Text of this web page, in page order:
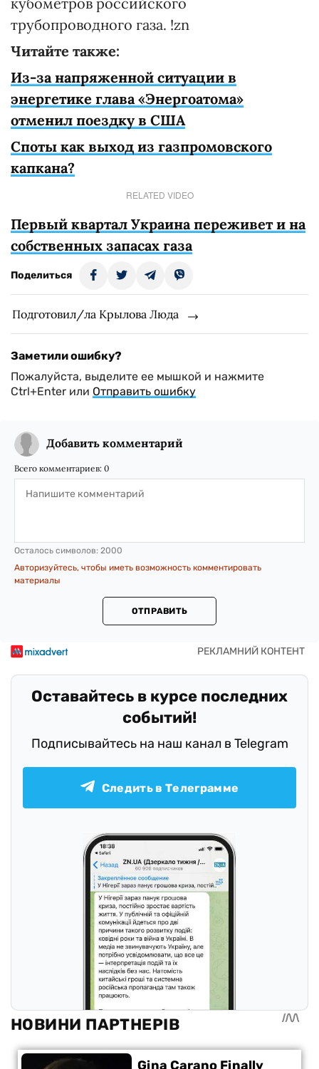
трубопроводного газа. !zn
Читайте также:
Из-за напряженной ситуации в
энергетике глава «Энергоатома»
отменил поездку в США
Споты как выход из газпромовского
капкана?
RELATED VIDEO
Первый квартал Украина переживет и на
собственных запасах газа
Поделиться
Подготовил/ла Крылова Люда
Заметили ошибку?
Пожалуйста, выделите ее мышкой и нажмите
Ctrl+Enter или Отправить ошибку
Добавить комментарий
Всего комментариев: 0
Осталось символов: 2000
Авторизуйтесь, чтобы иметь возможность комментировать
материалы
ОТПРАВИТЬ
Оставайтесь в курсе последних
событий!
Подписывайтесь на наш канал в Telegram
Следить в Телеграмме